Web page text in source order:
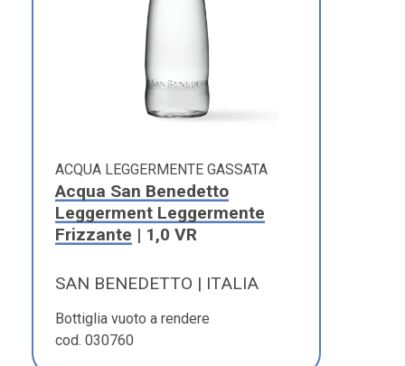
ACQUA LEGGERMENTE GASSATA
Acqua San Benedetto
Leggerment Leggermente
Frizzante | 1,0 VR
SAN BENEDETTO | ITALIA
Bottiglia vuoto a rendere
cod. 030760